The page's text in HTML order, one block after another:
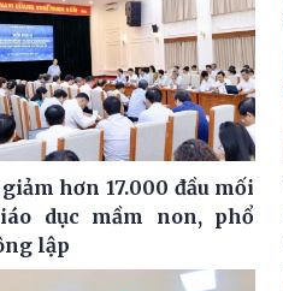
hơn 17.000 đầu mối
dục mầm non, phổ
lập